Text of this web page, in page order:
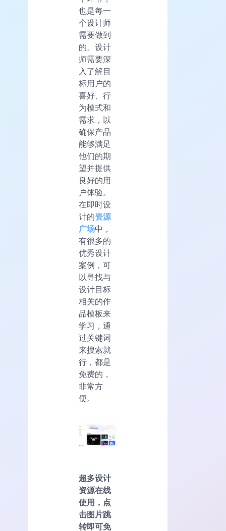
也是每一
个设计师
需要做到
的。设计
师需要深
入了解目
标用户的
喜好、行
为模式和
需求，以
确保产品
能够满足
他们的期
望并提供
良好的用
户体验。
在即时设
计的资源
广场中，
有很多的
优秀设计
案例，可
以寻找与
设计目标
相关的作
品模板来
学习，通
过关键词
来搜索就
行，都是
免费的，
非常方
便。
超多设计
资源在线
使用，点
击图片跳
转即可免